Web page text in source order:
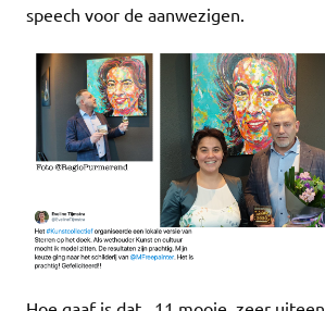
speech voor de aanwezigen.